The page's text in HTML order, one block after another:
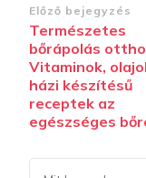
Előző bejegyzés
Természetes
bőrápolás
Vitaminok,
házi készítésű
receptek az
egészséges
Keresel